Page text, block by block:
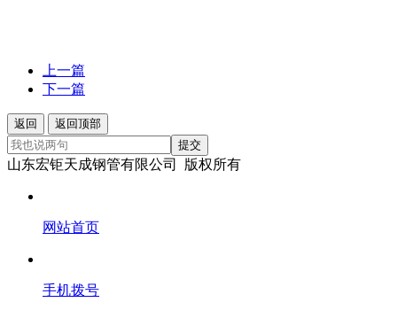
上一篇
下一篇
返回
返回顶部
提交
山东宏钜天成钢管有限公司 版权所有
网站首页
手机拨号